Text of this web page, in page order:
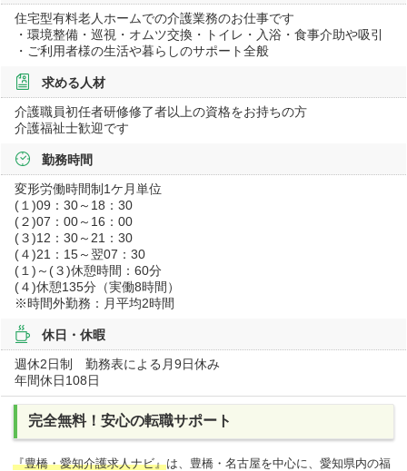
住宅型有料老人ホームでの介護業務のお仕事です
・環境整備・巡視・オムツ交換・トイレ・入浴・食事介助や吸引
・ご利用者様の生活や暮らしのサポート全般
求める人材
介護職員初任者研修修了者以上の資格をお持ちの方
介護福祉士歓迎です
勤務時間
変形労働時間制1ケ月単位
(１)09：30～18：30
(２)07：00～16：00
(３)12：30～21：30
(４)21：15～翌07：30
(１)～(３)休憩時間：60分
(４)休憩135分（実働8時間）
※時間外勤務：月平均2時間
休日・休暇
週休2日制 勤務表による月9日休み
年間休日108日
完全無料！安心の転職サポート
『豊橋・愛知介護求人ナビ』は、豊橋・名古屋を中心に、愛知県内の福